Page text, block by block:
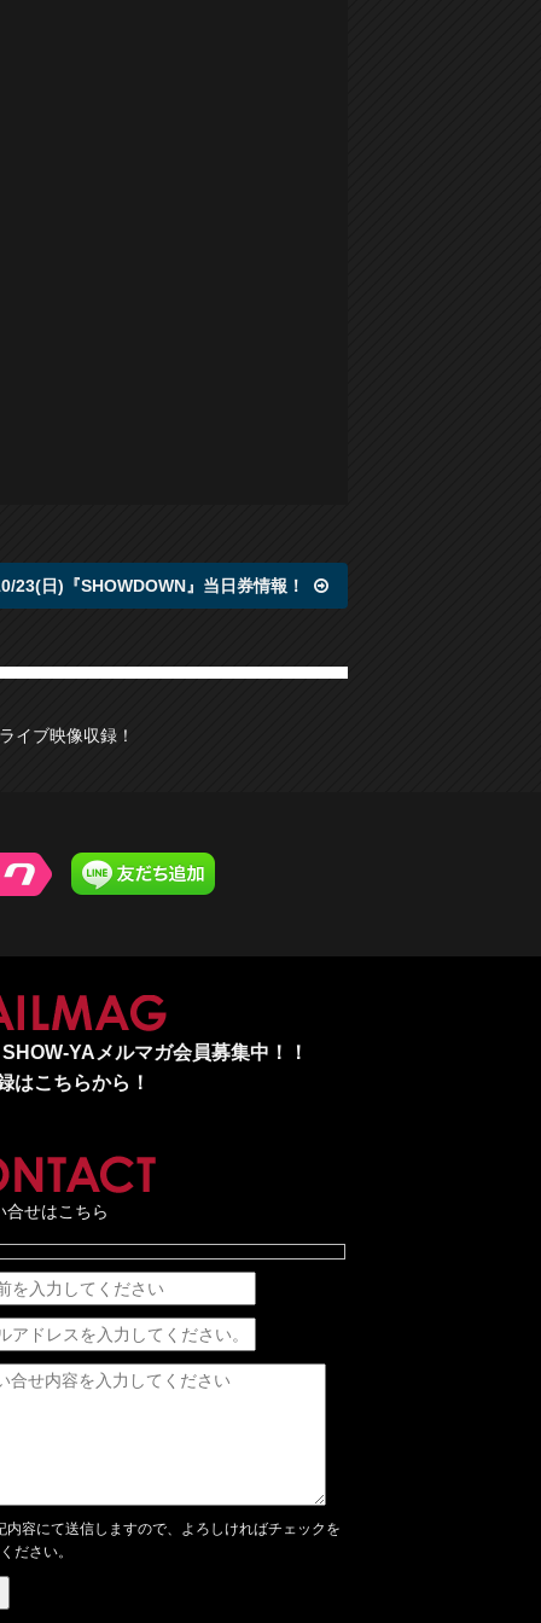
23(日)『SHOWDOWN』当日券情報！
イブ映像収録！
SHOW-YAメルマガ会員募集中！！
はこちらから！
合せはこちら
内容にて送信しますので、よろしければチェックを
ださい。